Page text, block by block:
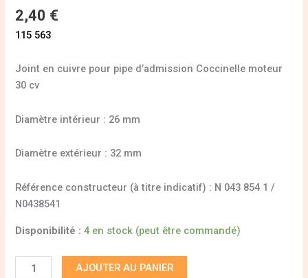
2,40 €
115 563
Joint en cuivre pour pipe d’admission Coccinelle moteur
30 cv
Diamètre intérieur : 26 mm
Diamètre extérieur : 32 mm
Référence constructeur (à titre indicatif) : N 043 854 1 /
N0438541
Disponibilité : 4 en stock (peut être commandé)
AJOUTER AU PANIER